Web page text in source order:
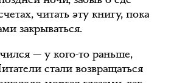
читать эту книгу, пока
закрываться.
— у кого-то раньше,
стали возвращаться